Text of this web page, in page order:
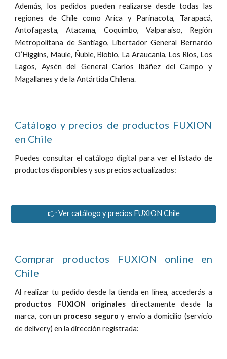
Además, los pedidos pueden realizarse desde todas las
regiones de Chile como Arica y Parinacota, Tarapacá,
Antofagasta, Atacama, Coquimbo, Valparaíso, Región
Metropolitana de Santiago, Libertador General Bernardo
O’Higgins, Maule, Ñuble, Biobío, La Araucanía, Los Ríos, Los
Lagos, Aysén del General Carlos Ibáñez del Campo y
Magallanes y de la Antártida Chilena.
Catálogo y precios de productos FUXION
en Chile
Puedes consultar el catálogo digital para ver el listado de
productos disponibles y sus precios actualizados:
👉 Ver catálogo y precios FUXION Chile
Comprar productos FUXION online en
Chile
Al realizar tu pedido desde la tienda en línea, accederás a
productos FUXION originalesdirectamentedesde la
marca, con un proceso seguro y envío a domicilio (servicio
de delivery) en la dirección registrada: